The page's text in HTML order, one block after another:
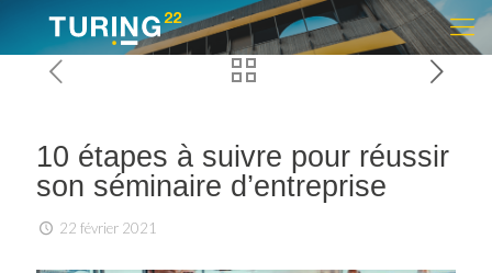
10 étapes à suivre pour réussir
son séminaire d’entreprise
22 février 2021